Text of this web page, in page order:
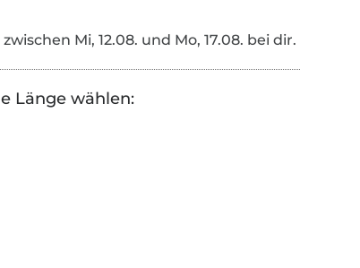
Mi, 12.08. und Mo, 17.08. bei dir.
Länge wählen: